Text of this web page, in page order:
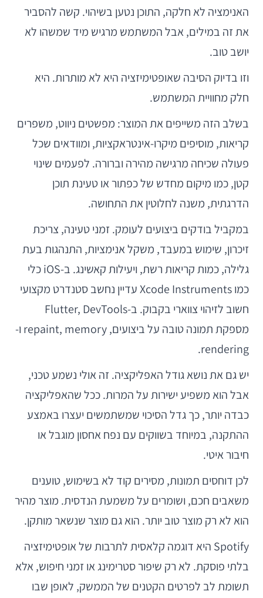
האנימציה לא חלקה, התוכן נטען בשיהוי. קשה להסביר
את זה במילים, אבל המשתמש מרגיש מיד שמשהו לא
יושב טוב.
וזו בדיוק הסיבה שאופטימיזציה היא לא מותרות. היא
חלק מחוויית המשתמש.
בשלב הזה משייפים את המוצר: מפשטים ניווט, משפרים
קריאות, מוסיפים מיקרו-אינטראקציות, ומוודאים שכל
פעולה שכיחה מרגישה מהירה וברורה. לפעמים שינוי
קטן, כמו מיקום מחדש של כפתור או טעינת תוכן
הדרגתית, משנה לחלוטין את התחושה.
במקביל בודקים ביצועים לעומק. זמני טעינה, צריכת
זיכרון, שימוש במעבד, משקל אנימציות, התנהגות בעת
גלילה, כמות קריאות רשת, ויעילות קאשינג. ב-iOS כלי
כמו Xcode Instruments עדיין נחשב סטנדרט מקצועי
חשוב לזיהוי צווארי בקבוק. ב-Flutter, DevTools
מספקת תמונה טובה על ביצועים, repaint, memory ו-
rendering.
יש גם את נושא גודל האפליקציה. זה אולי נשמע טכני,
אבל הוא משפיע ישירות על המרות. ככל שהאפליקציה
כבדה יותר, כך גדל הסיכוי שמשתמשים יעצרו באמצע
ההתקנה, במיוחד בשווקים עם נפח אחסון מוגבל או
חיבור איטי.
לכן דוחסים תמונות, מסירים קוד לא בשימוש, טוענים
משאבים חכם, ושומרים על משמעת הנדסית. מוצר מהיר
הוא לא רק מוצר טוב יותר. הוא גם מוצר שנשאר מותקן.
Spotify היא דוגמה קלאסית לתרבות של אופטימיזציה
בלתי פוסקת. לא רק שיפור סטרימינג או זמני חיפוש, אלא
תשומת לב לפרטים הקטנים של הממשק, לאופן שבו